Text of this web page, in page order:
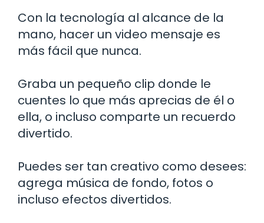
Con la tecnología al alcance de la
mano, hacer un video mensaje es
más fácil que nunca.
Graba un pequeño clip donde le
cuentes lo que más aprecias de él o
ella, o incluso comparte un recuerdo
divertido.
Puedes ser tan creativo como desees:
agrega música de fondo, fotos o
incluso efectos divertidos.